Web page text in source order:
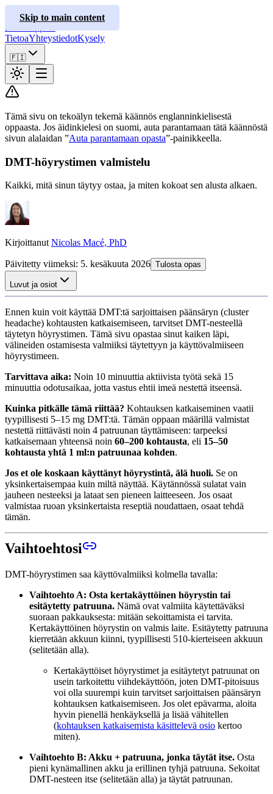
Skip to main content
ClusterInfo
Hoito-oppaat
TietoaYhteystiedotKysely
🇫🇮
Tämä sivu on tekoälyn tekemä käännös englanninkielisestä
oppaasta. Jos äidinkielesi on suomi, auta parantamaan tätä käännöstä
sivun alalaidan ”Auta parantamaan opasta”-painikkeella.
DMT-höyrystimen valmistelu
Kaikki, mitä sinun täytyy ostaa, ja miten kokoat sen alusta alkaen.
Kirjoittanut Nicolas Macé, PhD
Päivitetty viimeksi: 5. kesäkuuta 2026 Tulosta opas
Luvut ja osiot
Ennen kuin voit käyttää DMT:tä sarjoittaisen päänsäryn (cluster
headache) kohtausten katkaisemiseen, tarvitset DMT-nesteellä
täytetyn höyrystimen. Tämä sivu opastaa sinut kaiken läpi,
välineiden ostamisesta valmiiksi täytettyyn ja käyttövalmiiseen
höyrystimeen.
Tarvittava aika: Noin 10 minuuttia aktiivista työtä sekä 15
minuuttia odotusaikaa, jotta vastus ehtii imeä nestettä itseensä.
Kuinka pitkälle tämä riittää? Kohtauksen katkaiseminen vaatii
tyypillisesti 5–15 mg DMT:tä. Tämän oppaan määrillä valmistat
nestettä riittävästi noin 4 patruunan täyttämiseen: tarpeeksi
katkaisemaan yhteensä noin 60–200 kohtausta, eli 15–50
kohtausta yhtä 1 ml:n patruunaa kohden.
Jos et ole koskaan käyttänyt höyrystintä, älä huoli. Se on
yksinkertaisempaa kuin miltä näyttää. Käytännössä sulatat vain
jauheen nesteeksi ja lataat sen pieneen laitteeseen. Jos osaat
valmistaa ruoan yksinkertaista reseptiä noudattaen, osaat tehdä
tämän.
Vaihtoehtosi
DMT-höyrystimen saa käyttövalmiiksi kolmella tavalla:
Vaihtoehto A: Osta kertakäyttöinen höyrystin tai
esitäytetty patruuna. Nämä ovat valmiita käytettäväksi
suoraan pakkauksesta: mitään sekoittamista ei tarvita.
Kertakäyttöinen höyrystin on valmis laite. Esitäytetty patruuna
kierretään akkuun kiinni, tyypillisesti 510-kierteiseen akkuun
(selitetään alla).
Kertakäyttöiset höyrystimet ja esitäytetyt patruunat on
usein tarkoitettu viihdekäyttöön, joten DMT-pitoisuus
voi olla suurempi kuin tarvitset sarjoittaisen päänsäryn
kohtauksen katkaisemiseen. Jos olet epävarma, aloita
hyvin pienellä henkäyksellä ja lisää vähitellen
(kohtauksen katkaisemista käsittelevä osio kertoo
miten).
Vaihtoehto B: Akku + patruuna, jonka täytät itse. Osta
pieni kynämallinen akku ja erillinen tyhjä patruuna. Sekoitat
DMT-nesteen itse (selitetään alla) ja täytät patruunan.